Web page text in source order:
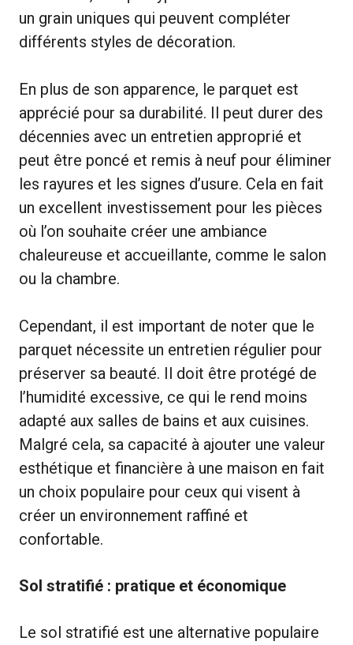
un grain uniques qui peuvent compléter
différents styles de décoration.
En plus de son apparence, le parquet est
apprécié pour sa durabilité. Il peut durer des
décennies avec un entretien approprié et
peut être poncé et remis à neuf pour éliminer
les rayures et les signes d’usure. Cela en fait
un excellent investissement pour les pièces
où l’on souhaite créer une ambiance
chaleureuse et accueillante, comme le salon
ou la chambre.
Cependant, il est important de noter que le
parquet nécessite un entretien régulier pour
préserver sa beauté. Il doit être protégé de
l’humidité excessive, ce qui le rend moins
adapté aux salles de bains et aux cuisines.
Malgré cela, sa capacité à ajouter une valeur
esthétique et financière à une maison en fait
un choix populaire pour ceux qui visent à
créer un environnement raffiné et
confortable.
Sol stratifié : pratique et économique
Le sol stratifié est une alternative populaire